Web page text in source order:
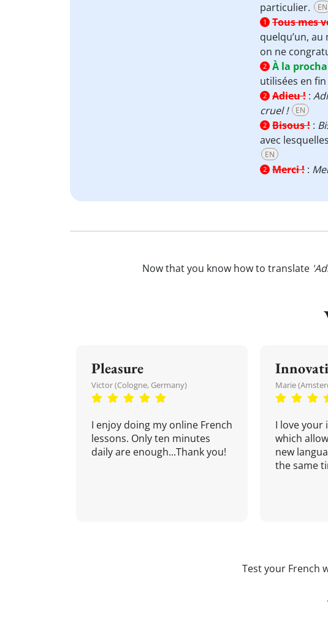
particulier.
EN
1 Tous mes
quelqu’un,
on ne
2 À la
utilisées en
2 Adieu ! :
cruel !
EN
2 Bisous ! :
avec
EN
2 Merci ! :
Now that you know how to translate
Pleasure
Victor (Cologne, Germany)
I enjoy doing my online French
lessons. Only ten minutes
daily are enough...Thank you!
Marie
I love your
which
new
the same
Test your French